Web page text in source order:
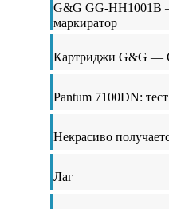
G&G GG-HH1001B
маркиратор
Картриджи G&G —
Pantum 7100DN:
Некрасиво
Лаг